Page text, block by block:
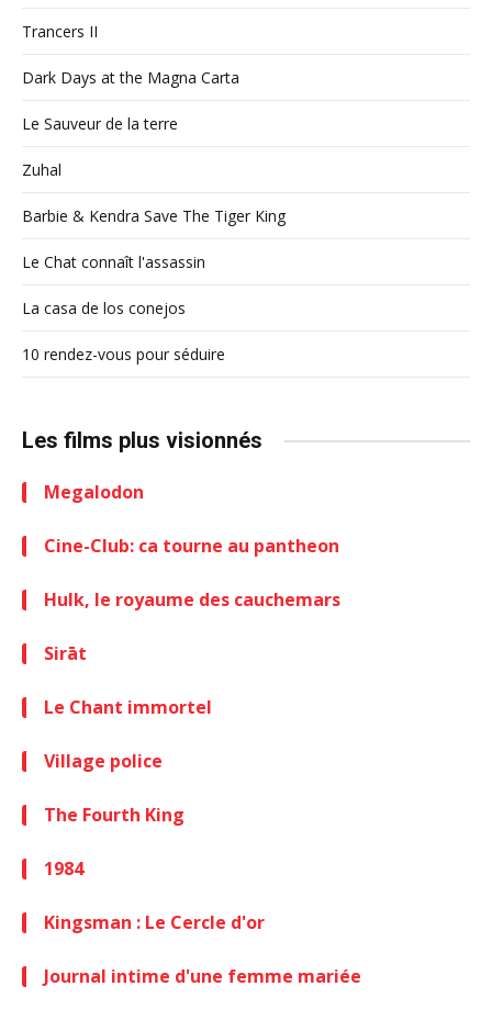
Trancers II
Dark Days at the Magna Carta
Le Sauveur de la terre
Zuhal
Barbie & Kendra Save The Tiger King
Le Chat connaît l'assassin
La casa de los conejos
10 rendez-vous pour séduire
Les films plus visionnés
Megalodon
Cine-Club: ca tourne au pantheon
Hulk, le royaume des cauchemars
Sirāt
Le Chant immortel
Village police
The Fourth King
1984
Kingsman : Le Cercle d'or
Journal intime d'une femme mariée